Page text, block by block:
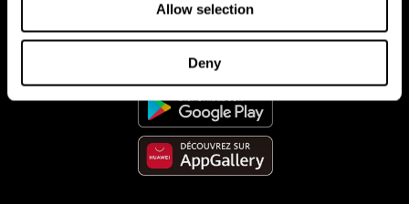
Allow selection
Deny
App CogniFit